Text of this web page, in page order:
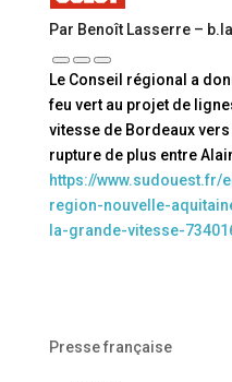
Par Benoît Lasserre –
Le Conseil régional a
feu vert au projet de
vitesse de Bordeaux vers
rupture de plus entre
https://
region-nouvelle-
la-grande-vitesse-
Presse française